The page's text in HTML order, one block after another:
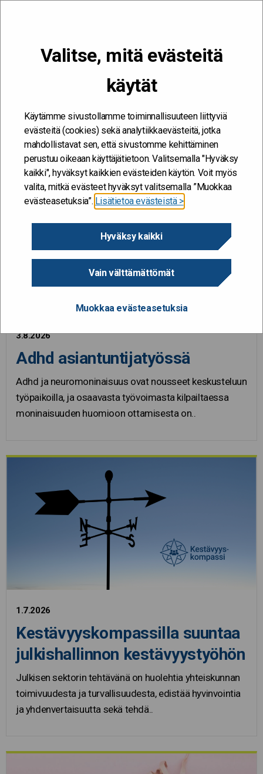
Valitse, mitä evästeitä
käytät
Käytämme sivustollamme toiminnallisuuteen liittyviä
evästeitä (cookies) sekä analytiikkaevästeitä, jotka
mahdollistavat sen, että sivustomme kehittäminen
perustuu oikeaan käyttäjätietoon. Valitsemalla "Hyväksy
kaikki", hyväksyt kaikkien evästeiden käytön. Voit myös
valita, mitkä evästeet hyväksyt valitsemalla ”Muokkaa
evästeasetuksia”. Lisätietoa evästeistä >
Hyväksy kaikki
Vain välttämättömät
Muokkaa evästeasetuksia
Kehitän ja kehityn #töissäSuomelle
Etusivu - Valtiolla.fi
Valtiolla.fi kokoaa artikkeleita, tapahtumia, työkaluja, hankkeita ja
palveluita valtion työelämän kehittämisestä ja kehittämiseksi.
Sivusto on suunnattu erityisesti valtionhallinnon palveluksessa
oleville asiantuntijoille, esihenkilöille ja johdolle. Tervetuloa
kertomaan, mikä teillä on ajankohtaista, ja kutsumaan muita
mukaan tapahtumiinne.
3.8.2026
Adhd asiantuntijatyössä
Adhd ja neuromoninaisuus ovat nousseet keskusteluun
työpaikoilla, ja osaavasta työvoimasta kilpailtaessa
moninaisuuden huomioon ottamisesta on..
1.7.2026
Kestävyyskompassilla suuntaa
julkishallinnon kestävyystyöhön
Julkisen sektorin tehtävänä on huolehtia yhteiskunnan
toimivuudesta ja turvallisuudesta, edistää hyvinvointia
ja yhdenvertaisuutta sekä tehdä..